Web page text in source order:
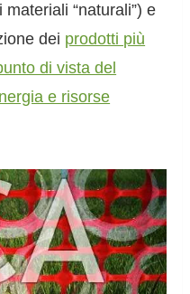
“naturali”) e
dei prodotti più
di vista del
e risorse